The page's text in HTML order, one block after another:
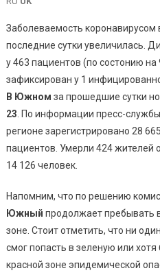
Заболеваемость коронавирусом
последние сутки увеличилась.
у 463 пациентов (по состонию
зафиксирован у 1
В Южном за прошедшие сутки
23 . По информации пресс-
регионе зарегистрировано 28
пациентов. Умерли 424 жителей
14 126 человек.
Напомним, что по решению
Южный продолжает пребывать
зоне. Стоит отметить, что ни
смог попасть в зеленую или
красной зоне эпидемической